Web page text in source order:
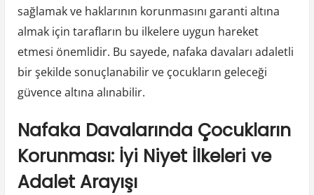
sağlamak ve haklarının korunmasını garanti altına
almak için tarafların bu ilkelere uygun hareket
etmesi önemlidir. Bu sayede, nafaka davaları adaletli
bir şekilde sonuçlanabilir ve çocukların geleceği
güvence altına alınabilir.
Nafaka Davalarında Çocukların
Korunması: İyi Niyet İlkeleri ve
Adalet Arayışı